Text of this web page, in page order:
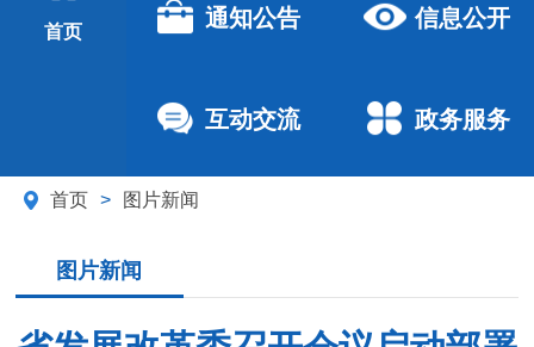
首页
通知公告 信息公开
互动交流 政务服务
首页 > 图片新闻
图片新闻